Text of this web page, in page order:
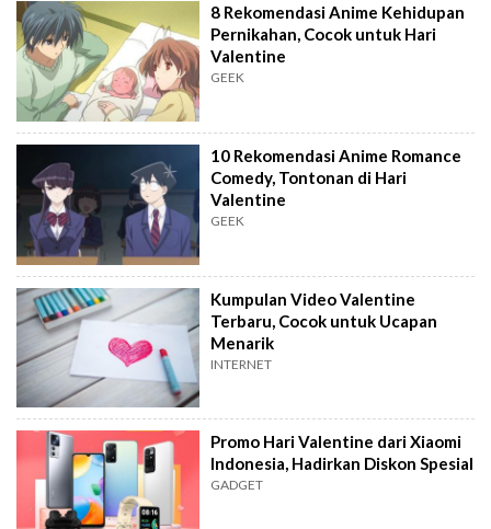
8 Rekomendasi Anime Kehidupan
Pernikahan, Cocok untuk Hari
Valentine
GEEK
10 Rekomendasi Anime Romance
Comedy, Tontonan di Hari
Valentine
GEEK
Kumpulan Video Valentine
Terbaru, Cocok untuk Ucapan
Menarik
INTERNET
Promo Hari Valentine dari Xiaomi
Indonesia, Hadirkan Diskon Spesial
GADGET